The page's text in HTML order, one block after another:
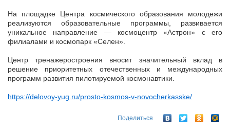
На площадке Центра космического образования молодежи
реализуются образовательные программы, развивается
уникальное направление — космоцентр «Астрон» с его
филиалами и космопарк «Селен».
Центр тренажеростроения вносит значительный вклад в
решение приоритетных отечественных и международных
программ развития пилотируемой космонавтики.
https://delovoy-yug.ru/prosto-kosmos-v-novocherkasske/
Поделиться